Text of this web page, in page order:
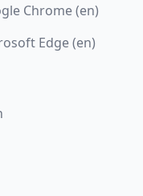
Chrome (en)
Edge (en)